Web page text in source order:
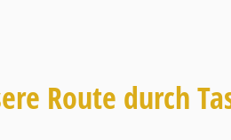
Route durch